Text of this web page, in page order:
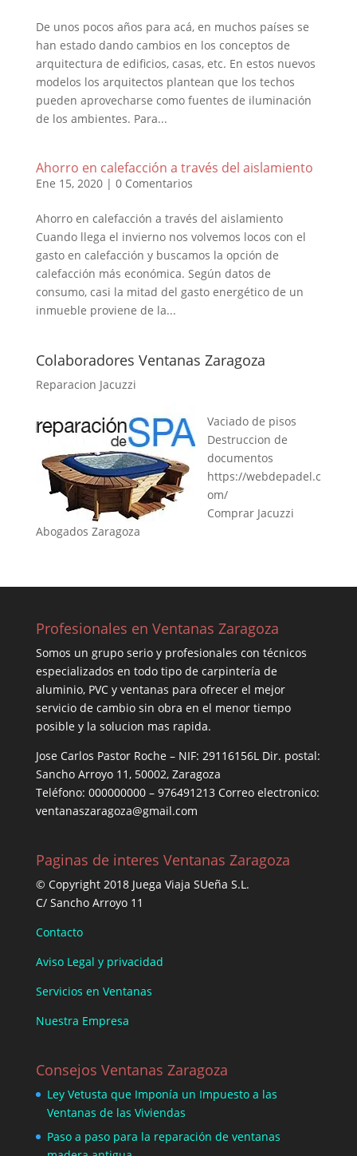
De unos pocos años para acá, en muchos países se
han estado dando cambios en los conceptos de
arquitectura de edificios, casas, etc. En estos nuevos
modelos los arquitectos plantean que los techos
pueden aprovecharse como fuentes de iluminación
de los ambientes. Para...
Ahorro en calefacción a través del aislamiento
Ene 15, 2020| 0 Comentarios
Ahorro en calefacción a través del aislamiento
Cuando llega el invierno nos volvemos locos con el
gasto en calefacción y buscamos la opción de
calefacción más económica. Según datos de
consumo, casi la mitad del gasto energético de un
inmueble proviene de la...
Colaboradores Ventanas Zaragoza
Reparacion Jacuzzi
Vaciado de pisos
Destruccion de
documentos
https://webdepadel.c
om/
Comprar Jacuzzi
Abogados Zaragoza
Profesionales en Ventanas Zaragoza
Somos un grupo serio y profesionales con técnicos
especializados en todo tipo de carpintería de
aluminio, PVC y ventanas para ofrecer el mejor
servicio de cambio sin obra en el menor tiempo
posible y la solucion mas rapida.
Jose Carlos Pastor Roche – NIF: 29116156L Dir. postal:
Sancho Arroyo 11, 50002, Zaragoza
Teléfono: 000000000 – 976491213 Correo electronico:
ventanaszaragoza@gmail.com
Paginas de interes Ventanas Zaragoza
© Copyright 2018 Juega Viaja SUeña S.L.
C/ Sancho Arroyo 11
Contacto
Aviso Legal y privacidad
Servicios en Ventanas
Nuestra Empresa
Consejos Ventanas Zaragoza
Ley Vetusta que Imponía un Impuesto a las
Ventanas de las Viviendas
Paso a paso para la reparación de ventanas